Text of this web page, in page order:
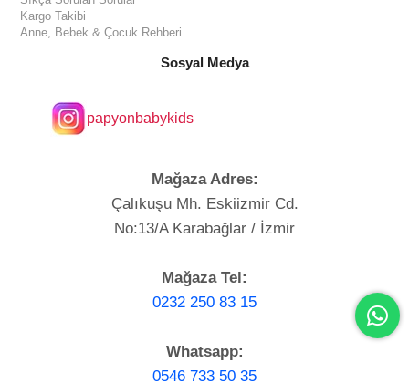
Kargo Takibi
Anne, Bebek & Çocuk Rehberi
Sosyal Medya
papyonbabykids
Mağaza Adres:
Çalıkuşu Mh. Eskiizmir Cd.
No:13/A Karabağlar / İzmir
Mağaza Tel:
0232 250 83 15
Whatsapp:
0546 733 50 35